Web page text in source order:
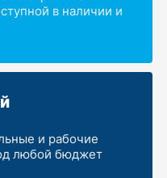
в наличии и
и рабочие
любой бюджет